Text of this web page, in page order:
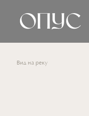
Вид на реку